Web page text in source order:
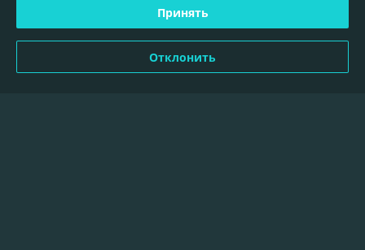
Сайт создан на платформе Deal.by
Принять
Отклонить